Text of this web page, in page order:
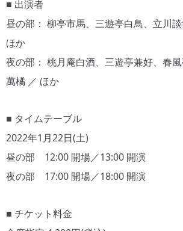
■ 出演者
昼の部： 柳亭市馬、三遊亭白鳥、立川
ほか
夜の部： 桃月庵白酒、三遊亭兼好、春
萬橘 ／ ほか
■ タイムテーブル
2022年1月22日(土)
昼の部 12:00 開場／13:00 開演
夜の部 17:00 開場／18:00 開演
■ チケット料金